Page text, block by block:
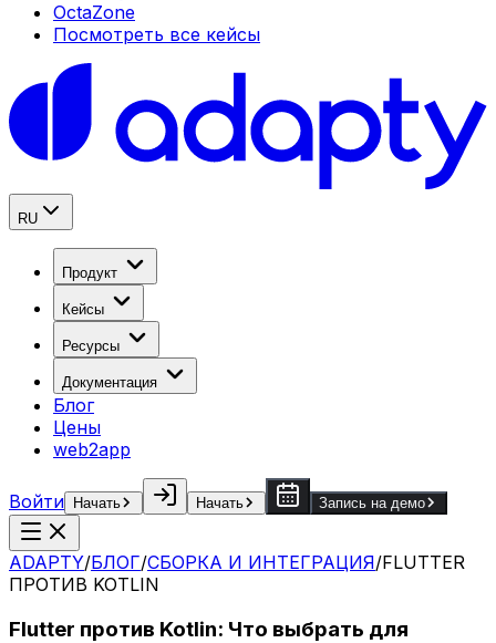
OctaZone
Посмотреть все кейсы
RU
Продукт
Кейсы
Ресурсы
Документация
Блог
Цены
web2app
Войти Начать Начать Запись на демо
ADAPTY/БЛОГ/СБОРКА И ИНТЕГРАЦИЯ/FLUTTER
ПРОТИВ KOTLIN
Flutter против Kotlin: Что выбрать для